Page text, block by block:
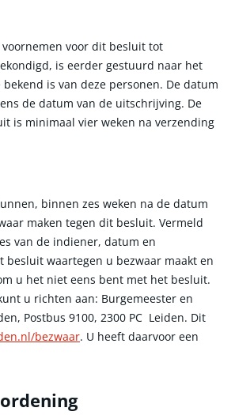
voor dit besluit tot
is eerder gestuurd naar het
is van deze personen. De datum
de datum van de uitschrijving. De
is minimaal vier weken na verzending
binnen zes weken na de datum
maken tegen dit besluit. Vermeld
van de indiener, datum en
besluit waartegen u bezwaar maakt en
u het niet eens bent met het besluit.
u richten aan: Burgemeester en
Postbus 9100, 2300 PC Leiden. Dit
bezwaar. U heeft daarvoor een